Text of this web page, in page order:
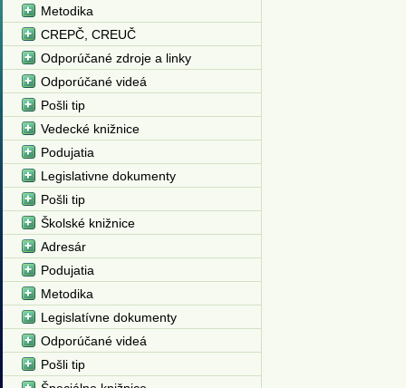
Metodika
CREPČ, CREUČ
Odporúčané zdroje a linky
Odporúčané videá
Pošli tip
Vedecké knižnice
Podujatia
Legislativne dokumenty
Pošli tip
Školské knižnice
Adresár
Podujatia
Metodika
Legislatívne dokumenty
Odporúčané videá
Pošli tip